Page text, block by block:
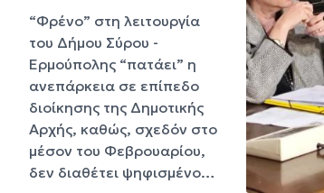
“Φρένο” στη λειτουργία
του Δήμου Σύρου -
Ερμούπολης “πατάει” η
ανεπάρκεια σε επίπεδο
διοίκησης της Δημοτικής
Αρχής, καθώς, σχεδόν στο
μέσον του Φεβρουαρίου,
δεν διαθέτει ψηφισμένο…